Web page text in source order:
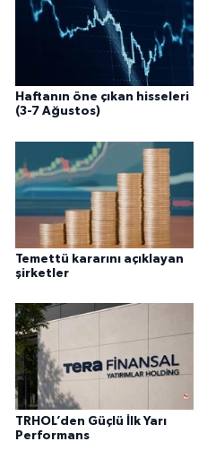
Haftanın öne çıkan hisseleri
(3-7 Ağustos)
Temettü kararını açıklayan
şirketler
TRHOL’den Güçlü İlk Yarı
Performans